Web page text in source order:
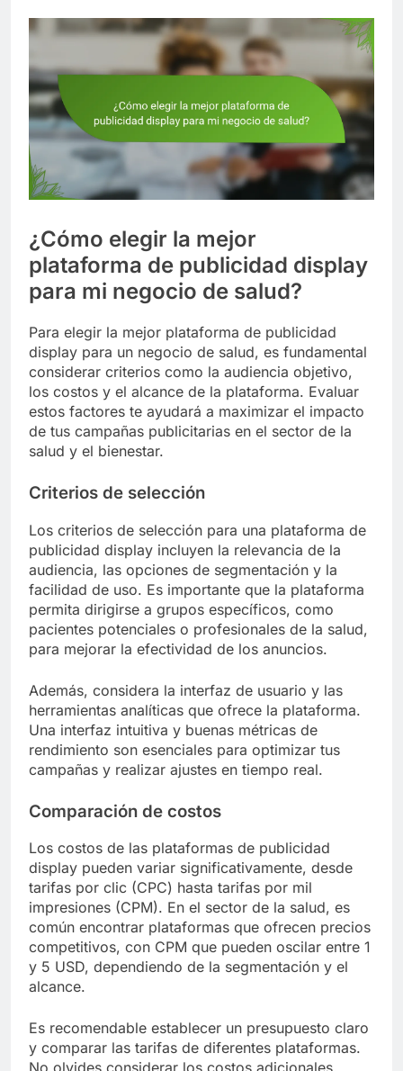
¿Cómo elegir la mejor
plataforma de publicidad display
para mi negocio de salud?
Para elegir la mejor plataforma de publicidad
display para un negocio de salud, es fundamental
considerar criterios como la audiencia objetivo,
los costos y el alcance de la plataforma. Evaluar
estos factores te ayudará a maximizar el impacto
de tus campañas publicitarias en el sector de la
salud y el bienestar.
Criterios de selección
Los criterios de selección para una plataforma de
publicidad display incluyen la relevancia de la
audiencia, las opciones de segmentación y la
facilidad de uso. Es importante que la plataforma
permita dirigirse a grupos específicos, como
pacientes potenciales o profesionales de la salud,
para mejorar la efectividad de los anuncios.
Además, considera la interfaz de usuario y las
herramientas analíticas que ofrece la plataforma.
Una interfaz intuitiva y buenas métricas de
rendimiento son esenciales para optimizar tus
campañas y realizar ajustes en tiempo real.
Comparación de costos
Los costos de las plataformas de publicidad
display pueden variar significativamente, desde
tarifas por clic (CPC) hasta tarifas por mil
impresiones (CPM). En el sector de la salud, es
común encontrar plataformas que ofrecen precios
competitivos, con CPM que pueden oscilar entre 1
y 5 USD, dependiendo de la segmentación y el
alcance.
Es recomendable establecer un presupuesto claro
y comparar las tarifas de diferentes plataformas.